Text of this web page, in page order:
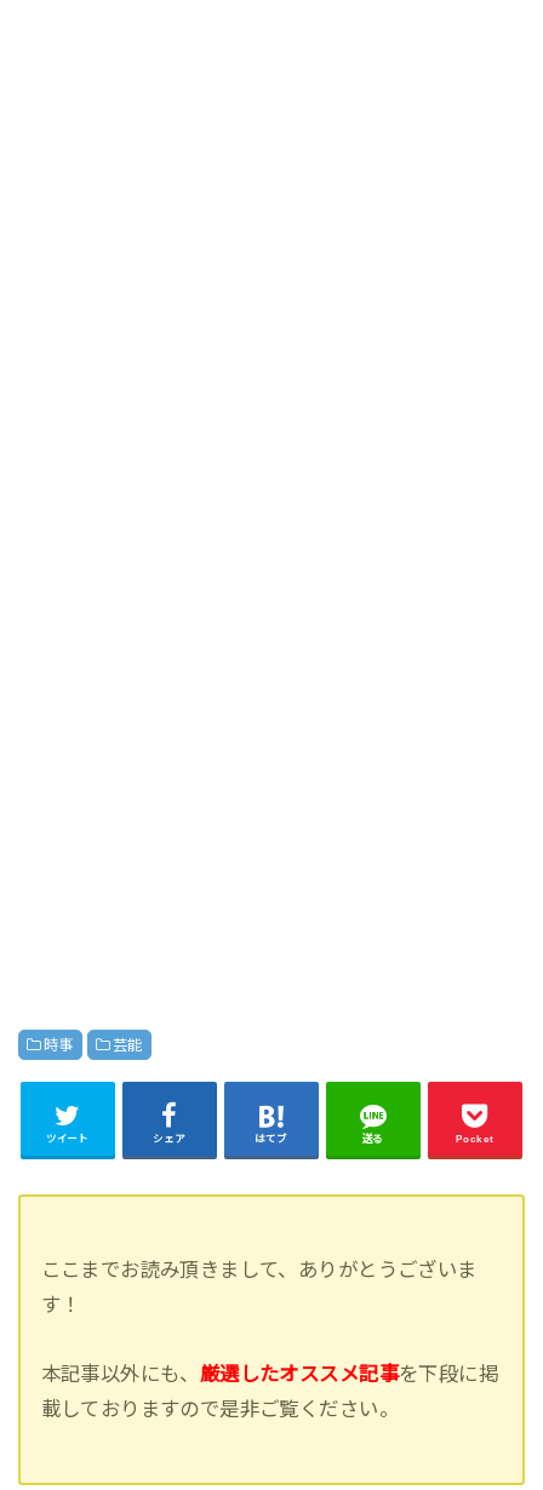
時事 芸能
ツイート シェア はてブ 送る Pocket
ここまでお読み頂きまして、ありがとうございま
す！
本記事以外にも、 厳選したオススメ記事を下段に掲
載しておりますので是非ご覧ください。